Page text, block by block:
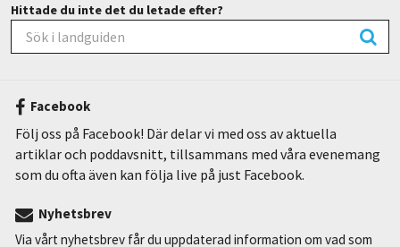
Hittade du inte det du letade efter?
Facebook
Följ oss på Facebook! Där delar vi med oss av aktuella
artiklar och poddavsnitt, tillsammans med våra evenemang
som du ofta även kan följa live på just Facebook.
Nyhetsbrev
Via vårt nyhetsbrev får du uppdaterad information om vad som